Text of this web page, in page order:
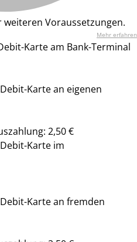
Voraussetzungen.
Mehr erfahren
Karte am Bank-Terminal
Karte an eigenen
2,50 €
Karte im
Karte an fremden